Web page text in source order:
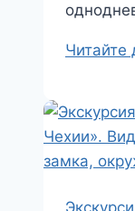
Читайте